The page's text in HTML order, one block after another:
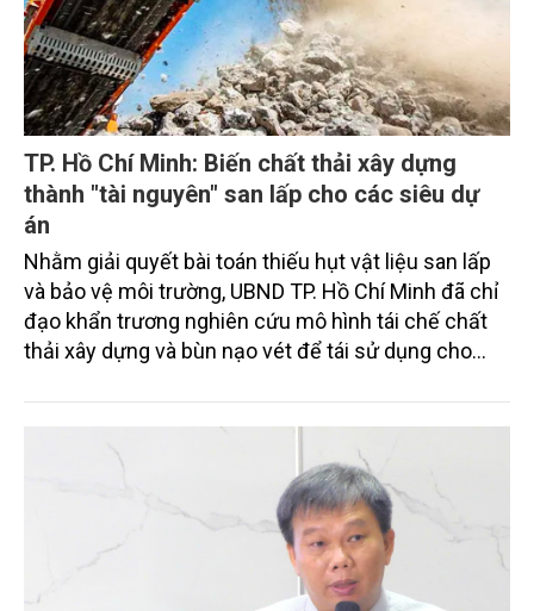
TP. Hồ Chí Minh: Biến chất thải xây dựng
thành "tài nguyên" san lấp cho các siêu dự
án
Nhằm giải quyết bài toán thiếu hụt vật liệu san lấp
và bảo vệ môi trường, UBND TP. Hồ Chí Minh đã chỉ
đạo khẩn trương nghiên cứu mô hình tái chế chất
thải xây dựng và bùn nạo vét để tái sử dụng cho